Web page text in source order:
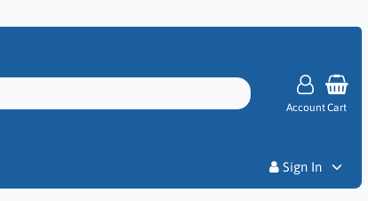
AccountCart
Sign In